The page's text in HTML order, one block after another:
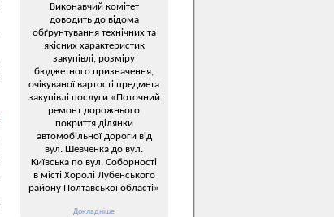
Виконавчий комітет
доводить до відома
обґрунтування технічних та
якісних характеристик
закупівлі, розміру
бюджетного призначення,
очікуваної вартості предмета
закупівлі послуги «Поточний
ремонт дорожнього
покриття ділянки
автомобільної дороги від
вул. Шевченка до вул.
Київська по вул. Соборності
в місті Хоролі Лубенського
району Полтавської області»
Докладніше